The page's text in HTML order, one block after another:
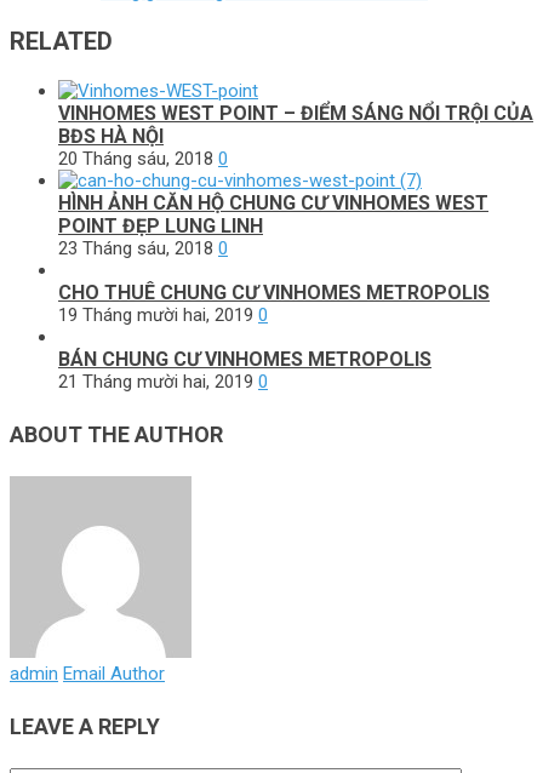
RELATED
VINHOMES WEST POINT – ĐIỂM SÁNG NỔI TRỘI CỦA
BĐS HÀ NỘI
20 Tháng sáu, 2018 0
HÌNH ẢNH CĂN HỘ CHUNG CƯ VINHOMES WEST
POINT ĐẸP LUNG LINH
23 Tháng sáu, 2018 0
CHO THUÊ CHUNG CƯ VINHOMES METROPOLIS
19 Tháng mười hai, 2019 0
BÁN CHUNG CƯ VINHOMES METROPOLIS
21 Tháng mười hai, 2019 0
ABOUT THE AUTHOR
admin Email Author
LEAVE A REPLY